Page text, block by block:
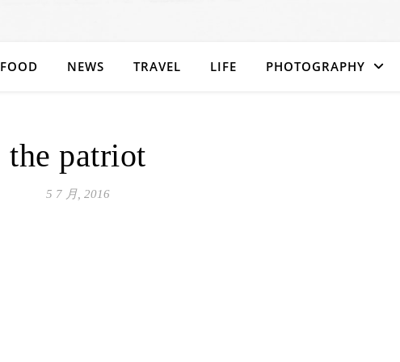
FOOD NEWS TRAVEL LIFE PHOTOGRAPHY
the patriot
5 7 月, 2016